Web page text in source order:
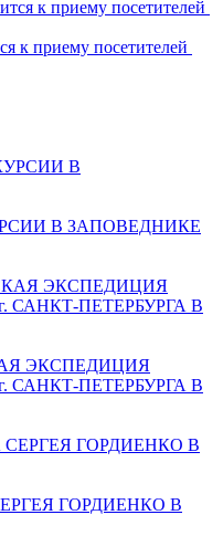
к приему посетителей
В ЗАПОВЕДНИКЕ
ЭКСПЕДИЦИЯ
ПЕТЕРБУРГА В
ГОРДИЕНКО В